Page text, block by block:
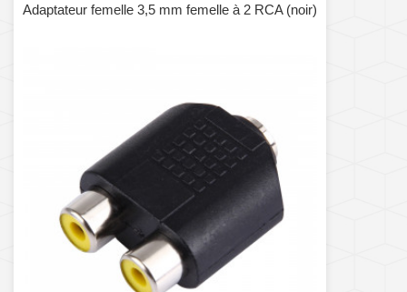
Adaptateur femelle 3,5 mm femelle à 2 RCA (noir)